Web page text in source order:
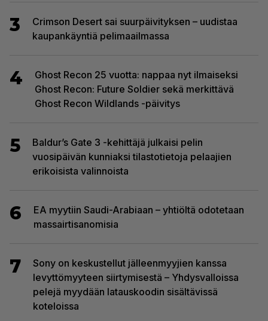
3
Crimson Desert sai suurpäivityksen – uudistaa
kaupankäyntiä pelimaailmassa
4
Ghost Recon 25 vuotta: nappaa nyt ilmaiseksi
Ghost Recon: Future Soldier sekä merkittävä
Ghost Recon Wildlands -päivitys
5
Baldur’s Gate 3 -kehittäjä julkaisi pelin
vuosipäivän kunniaksi tilastotietoja pelaajien
erikoisista valinnoista
6
EA myytiin Saudi-Arabiaan – yhtiöltä odotetaan
massairtisanomisia
7
Sony on keskustellut jälleenmyyjien kanssa
levyttömyyteen siirtymisestä – Yhdysvalloissa
pelejä myydään latauskoodin sisältävissä
koteloissa